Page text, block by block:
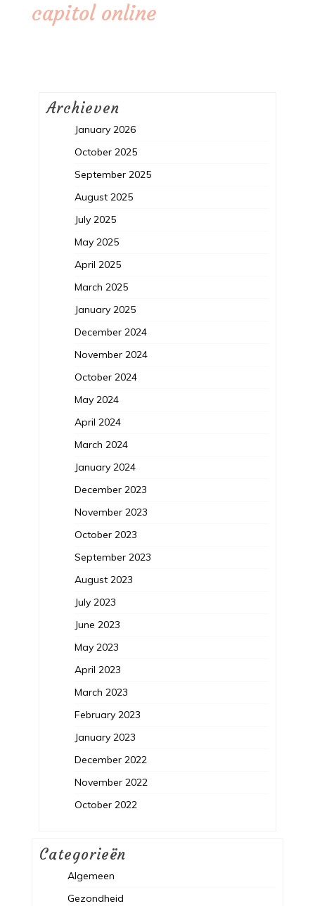
capitol online
Archieven
January 2026
October 2025
September 2025
August 2025
July 2025
May 2025
April 2025
March 2025
January 2025
December 2024
November 2024
October 2024
May 2024
April 2024
March 2024
January 2024
December 2023
November 2023
October 2023
September 2023
August 2023
July 2023
June 2023
May 2023
April 2023
March 2023
February 2023
January 2023
December 2022
November 2022
October 2022
Categorieën
Algemeen
Gezondheid